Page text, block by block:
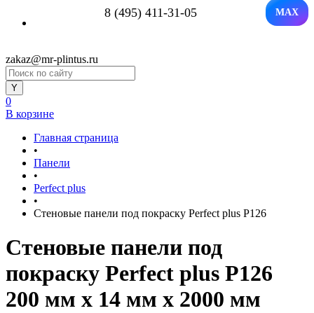
8 (495) 411-31-05 MAX
zakaz@mr-plintus.ru
0
В корзине
Главная страница
•
Панели
•
Perfect plus
•
Стеновые панели под покраску Perfect plus P126
Стеновые панели под
покраску Perfect plus P126
200 мм х 14 мм х 2000 мм